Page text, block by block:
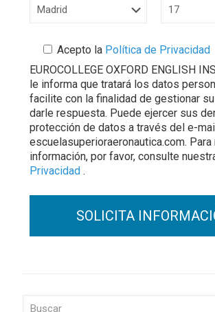
Acepto la Política de Privacidad
EUROCOLLEGE OXFORD ENGLISH
le informa que tratará los datos
facilite con la finalidad de gestionar
darle respuesta. Puede ejercer sus
protección de datos a través del e-
escuelasuperioraeronautica.com. Para
información, por favor, consulte
Privacidad .